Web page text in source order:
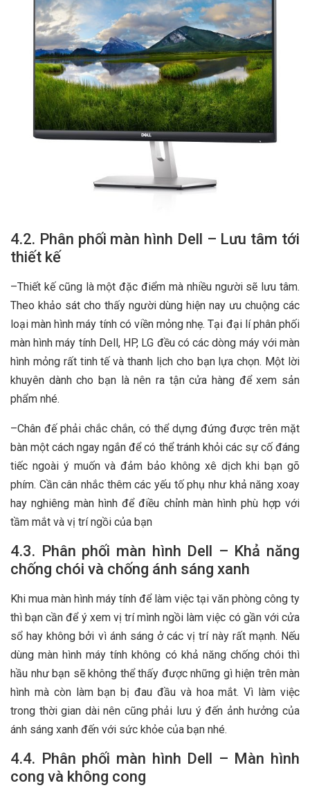
4.2. Phân phối màn hình Dell – Lưu tâm tới
thiết kế
–Thiết kế cũng là một đặc điểm mà nhiều người sẽ lưu tâm.
Theo khảo sát cho thấy người dùng hiện nay ưu chuộng các
loại màn hình máy tính có viền mỏng nhẹ. Tại đại lí phân phối
màn hình máy tính Dell, HP, LG đều có các dòng máy với màn
hình mỏng rất tinh tế và thanh lịch cho bạn lựa chọn. Một lời
khuyên dành cho bạn là nên ra tận cửa hàng để xem sản
phẩm nhé.
–Chân đế phải chắc chắn, có thể dựng đứng được trên mặt
bàn một cách ngay ngắn để có thể tránh khỏi các sự cố đáng
tiếc ngoài ý muốn và đảm bảo không xê dịch khi bạn gõ
phím. Cần cân nhắc thêm các yếu tố phụ như khả năng xoay
hay nghiêng màn hình để điều chỉnh màn hình phù hợp với
tầm mắt và vị trí ngồi của bạn
4.3. Phân phối màn hình Dell – Khả năng
chống chói và chống ánh sáng xanh
Khi mua màn hình máy tính để làm việc tại văn phòng công ty
thì bạn cần để ý xem vị trí mình ngồi làm việc có gần với cửa
sổ hay không bởi vì ánh sáng ở các vị trí này rất mạnh. Nếu
dùng màn hình máy tính không có khả năng chống chói thì
hầu như bạn sẽ không thể thấy được những gì hiện trên màn
hình mà còn làm bạn bị đau đầu và hoa mắt. Vì làm việc
trong thời gian dài nên cũng phải lưu ý đến ảnh hưởng của
ánh sáng xanh đến với sức khỏe của bạn nhé.
4.4. Phân phối màn hình Dell – Màn hình
cong và không cong